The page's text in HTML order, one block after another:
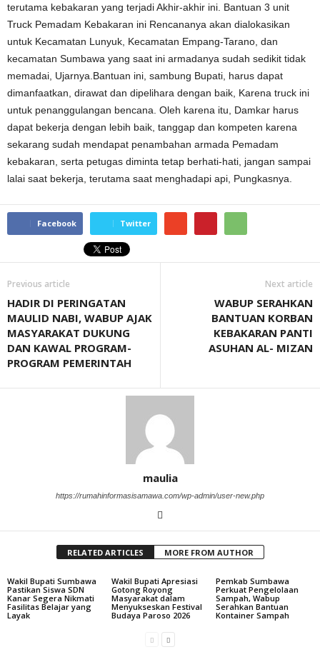
terutama kebakaran yang terjadi Akhir-akhir ini. Bantuan 3 unit
Truck Pemadam Kebakaran ini Rencananya akan dialokasikan
untuk Kecamatan Lunyuk, Kecamatan Empang-Tarano, dan
kecamatan Sumbawa yang saat ini armadanya sudah sedikit tidak
memadai, Ujarnya.Bantuan ini, sambung Bupati, harus dapat
dimanfaatkan, dirawat dan dipelihara dengan baik, Karena truck ini
untuk penanggulangan bencana. Oleh karena itu, Damkar harus
dapat bekerja dengan lebih baik, tanggap dan kompeten karena
sekarang sudah mendapat penambahan armada Pemadam
kebakaran, serta petugas diminta tetap berhati-hati, jangan sampai
lalai saat bekerja, terutama saat menghadapi api, Pungkasnya.
Facebook Twitter
Previous article
HADIR DI PERINGATAN
MAULID NABI, WABUP AJAK
MASYARAKAT DUKUNG
DAN KAWAL PROGRAM-
PROGRAM PEMERINTAH
Next article
WABUP SERAHKAN
BANTUAN KORBAN
KEBAKARAN PANTI
ASUHAN AL- MIZAN
maulia
https://rumahinformasisamawa.com/wp-admin/user-new.php
RELATED ARTICLES MORE FROM AUTHOR
Wakil Bupati Sumbawa
Pastikan Siswa SDN
Kanar Segera Nikmati
Fasilitas Belajar yang
Layak
Wakil Bupati Apresiasi
Gotong Royong
Masyarakat dalam
Menyukseskan Festival
Budaya Paroso 2026
Pemkab Sumbawa
Perkuat Pengelolaan
Sampah, Wabup
Serahkan Bantuan
Kontainer Sampah